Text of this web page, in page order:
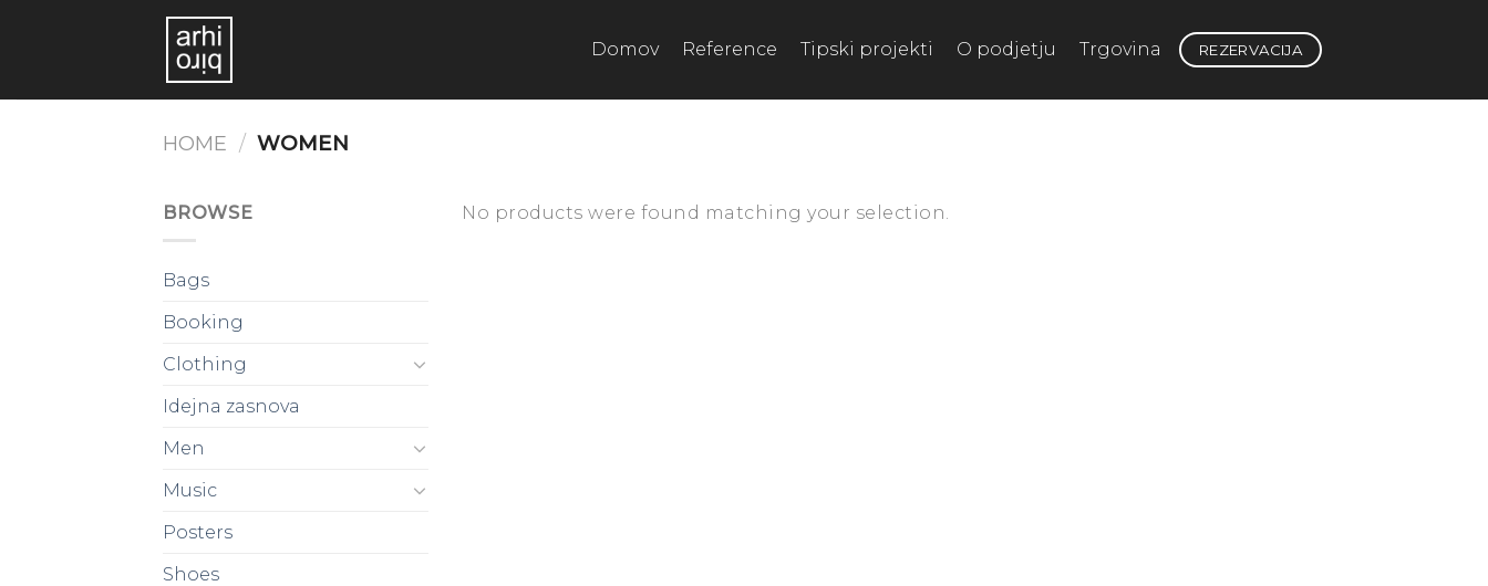
Domov Reference Tipski projekti O podjetju Trgovina REZERVACIJA
HOME / WOMEN
BROWSE
Bags
Booking
Clothing
Idejna zasnova
Men
Music
Posters
Shoes
No products were found matching your selection.